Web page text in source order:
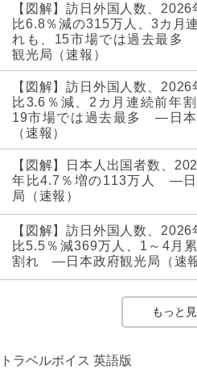
【図解】訪日外国人数、
比6.8％減の315万人、3カ月
れも、15市場では過去最
観光局（速報）
【図解】訪日外国人数、
比3.6％減、2カ月連続前年
19市場では過去最多 ―日本
（速報）
【図解】日本人出国者数、
年比4.7％増の113万人 ―日
局（速報）
【図解】訪日外国人数、
比5.5％減369万人、1～4月
割れ ―日本政府観光局（速報
もっと
トラベルボイス 英語版